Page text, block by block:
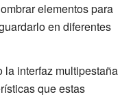
elementos para
en diferentes
la interfaz multipestaña
que estas